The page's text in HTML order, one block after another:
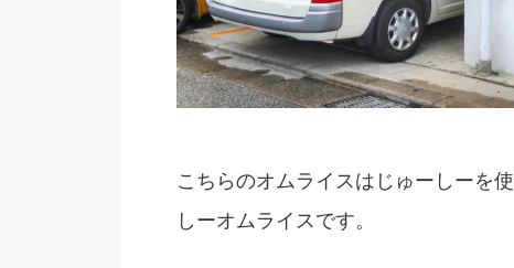
こちらのオムライスはじゅーしーを
しーオムライスです。